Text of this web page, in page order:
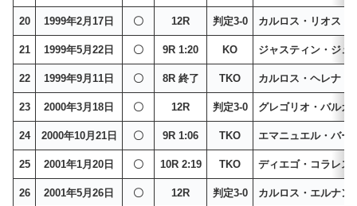
20 1999年2月17日 〇 12R 判定3-0 カルロス・リオス
21 1999年5月22日 〇 9R 1:20 KO ジャスティン・ジュ
22 1999年9月11日 〇 8R 終了 TKO カルロス・ヘレナ
23 2000年3月18日 〇 12R 判定3-0 グレゴリオ・バルガ
24 2000年10月21日 〇 9R 1:06 TKO エマニュエル・バー
25 2001年1月20日 〇 10R 2:19 TKO ディエゴ・コラレス
26 2001年5月26日 〇 12R 判定3-0 カルロス・エルナン